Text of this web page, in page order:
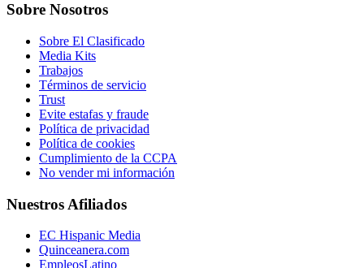
Sobre Nosotros
Sobre El Clasificado
Media Kits
Trabajos
Términos de servicio
Trust
Evite estafas y fraude
Política de privacidad
Política de cookies
Cumplimiento de la CCPA
No vender mi información
Nuestros Afiliados
EC Hispanic Media
Quinceanera.com
EmpleosLatino